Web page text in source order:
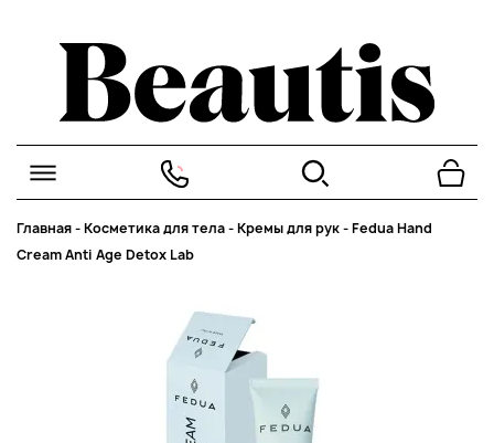
Главная-Косметика для тела-Кремы для рук-Fedua Hand
Cream Anti Age Detox Lab